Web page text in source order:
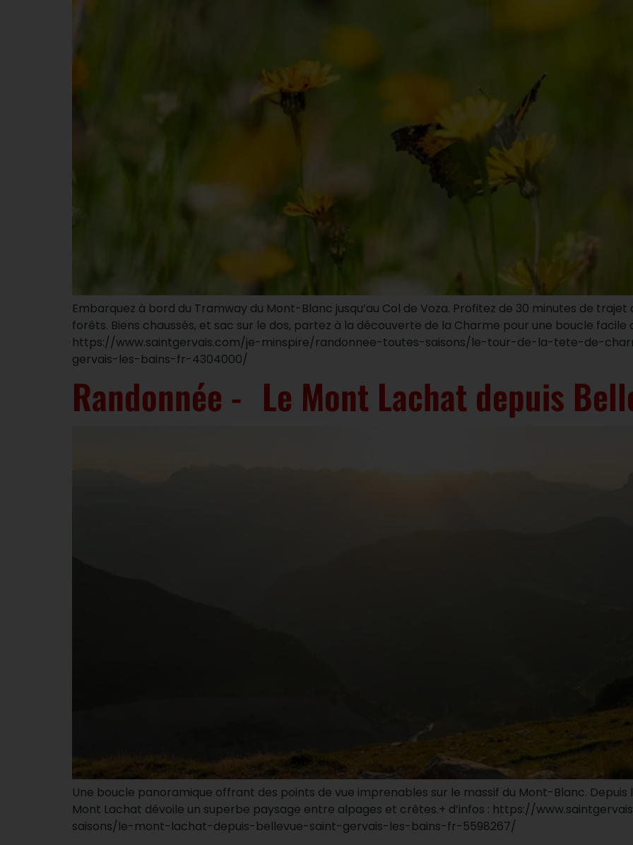
Embarquez à bord du Tramway du Mont-Blanc jusqu’au Col de Voza. Profitez de 30 minutes de
forêts. Biens chaussés, et sac sur le dos, partez à la découverte de la Charme pour une boucle facile
https://www.saintgervais.com/je-minspire/randonnee-toutes-saisons/le-tour-de-la-tete-de-
gervais-les-bains-fr-4304000/
Randonnée - Le Mont Lachat depuis
Une boucle panoramique offrant des points de vue imprenables sur le massif du Mont-Blanc. Depuis
Mont Lachat dévoile un superbe paysage entre alpages et crêtes.+ d’infos : https://
saisons/le-mont-lachat-depuis-bellevue-saint-gervais-les-bains-fr-5598267/